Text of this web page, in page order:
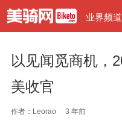
业界频道
以见闻觅商机，
美收官
作者：Leorao 3 年前